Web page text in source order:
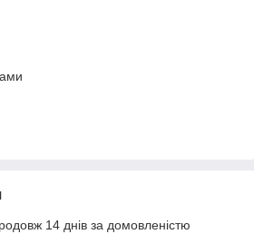
14 днів за домовленістю